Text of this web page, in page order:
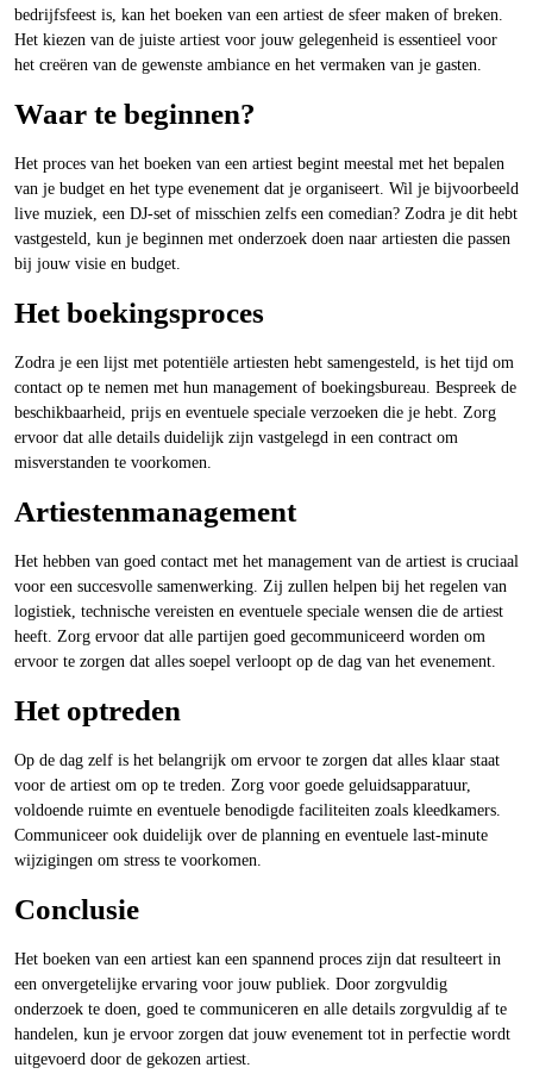
bedrijfsfeest is, kan het boeken van een artiest de sfeer maken of breken.
Het kiezen van de juiste artiest voor jouw gelegenheid is essentieel voor
het creëren van de gewenste ambiance en het vermaken van je gasten.
Waar te beginnen?
Het proces van het boeken van een artiest begint meestal met het bepalen
van je budget en het type evenement dat je organiseert. Wil je bijvoorbeeld
live muziek, een DJ-set of misschien zelfs een comedian? Zodra je dit hebt
vastgesteld, kun je beginnen met onderzoek doen naar artiesten die passen
bij jouw visie en budget.
Het boekingsproces
Zodra je een lijst met potentiële artiesten hebt samengesteld, is het tijd om
contact op te nemen met hun management of boekingsbureau. Bespreek de
beschikbaarheid, prijs en eventuele speciale verzoeken die je hebt. Zorg
ervoor dat alle details duidelijk zijn vastgelegd in een contract om
misverstanden te voorkomen.
Artiestenmanagement
Het hebben van goed contact met het management van de artiest is cruciaal
voor een succesvolle samenwerking. Zij zullen helpen bij het regelen van
logistiek, technische vereisten en eventuele speciale wensen die de artiest
heeft. Zorg ervoor dat alle partijen goed gecommuniceerd worden om
ervoor te zorgen dat alles soepel verloopt op de dag van het evenement.
Het optreden
Op de dag zelf is het belangrijk om ervoor te zorgen dat alles klaar staat
voor de artiest om op te treden. Zorg voor goede geluidsapparatuur,
voldoende ruimte en eventuele benodigde faciliteiten zoals kleedkamers.
Communiceer ook duidelijk over de planning en eventuele last-minute
wijzigingen om stress te voorkomen.
Conclusie
Het boeken van een artiest kan een spannend proces zijn dat resulteert in
een onvergetelijke ervaring voor jouw publiek. Door zorgvuldig
onderzoek te doen, goed te communiceren en alle details zorgvuldig af te
handelen, kun je ervoor zorgen dat jouw evenement tot in perfectie wordt
uitgevoerd door de gekozen artiest.